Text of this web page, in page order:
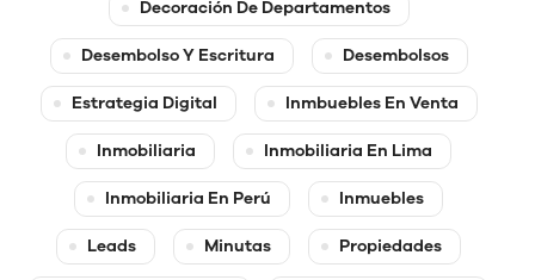
Decoración De Departamentos
Desembolso Y Escritura Desembolsos
Estrategia Digital Inmbuebles En Venta
Inmobiliaria Inmobiliaria En Lima
Inmobiliaria En Perú Inmuebles
Leads Minutas Propiedades